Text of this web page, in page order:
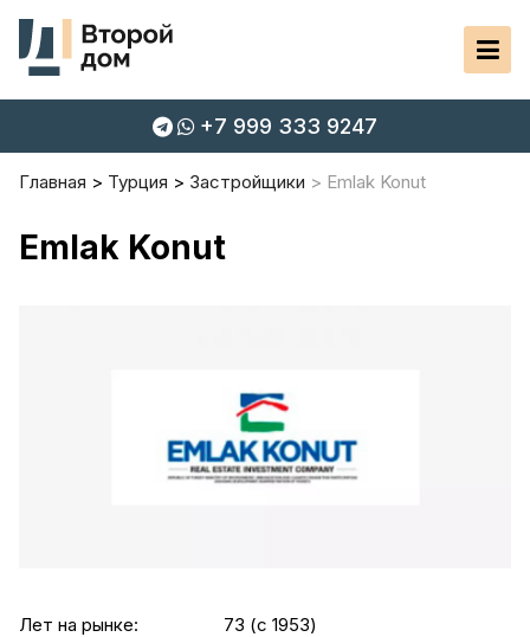
+7 999 333 9247
Главная Турция Застройщики Emlak Konut
Emlak Konut
Лет на рынке:
73 (c 1953)